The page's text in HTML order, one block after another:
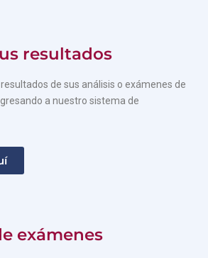
resultados
de sus análisis o exámenes de
a nuestro sistema de
exámenes